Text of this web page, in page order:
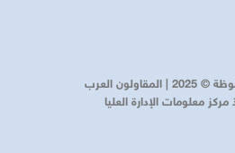
العرب
معلومات الإدارة العليا